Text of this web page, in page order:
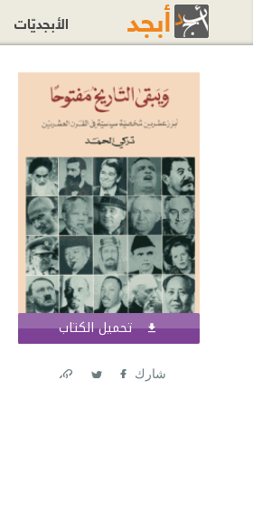
تحميل الكتاب
شارك
الأبجديّات